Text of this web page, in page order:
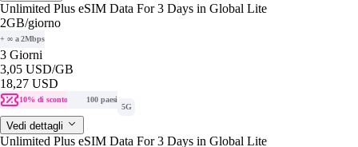
Unlimited Plus eSIM Data For 3 Days in Global Lite
2GB/giorno
+ ∞ a 2Mbps
3 Giorni
3,05 USD/GB
18,27 USD
10% di sconto
100 paesi
5G
Vedi dettagli
Unlimited Plus eSIM Data For 3 Days in Global Lite